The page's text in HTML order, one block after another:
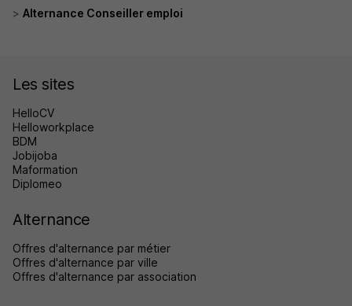
Alternance Conseiller emploi
Les sites
HelloCV
Helloworkplace
BDM
Jobijoba
Maformation
Diplomeo
Alternance
Offres d'alternance par métier
Offres d'alternance par ville
Offres d'alternance par association